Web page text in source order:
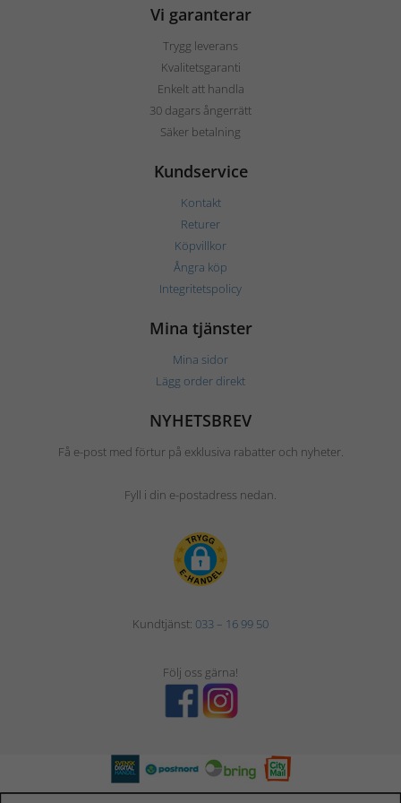
Vi garanterar
Trygg leverans
Kvalitetsgaranti
Enkelt att handla
30 dagars ångerrätt
Säker betalning
Kundservice
Kontakt
Returer
Köpvillkor
Ångra köp
Integritetspolicy
Mina tjänster
Mina sidor
Lägg order direkt
NYHETSBREV
Få e-post med förtur på exklusiva rabatter och nyheter.
Fyll i din e-postadress nedan.
Kundtjänst: 033 – 16 99 50
Följ oss gärna!